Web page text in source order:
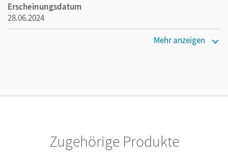
Erscheinungsdatum
28.06.2024
Mehr anzeigen
Zugehörige Produkte